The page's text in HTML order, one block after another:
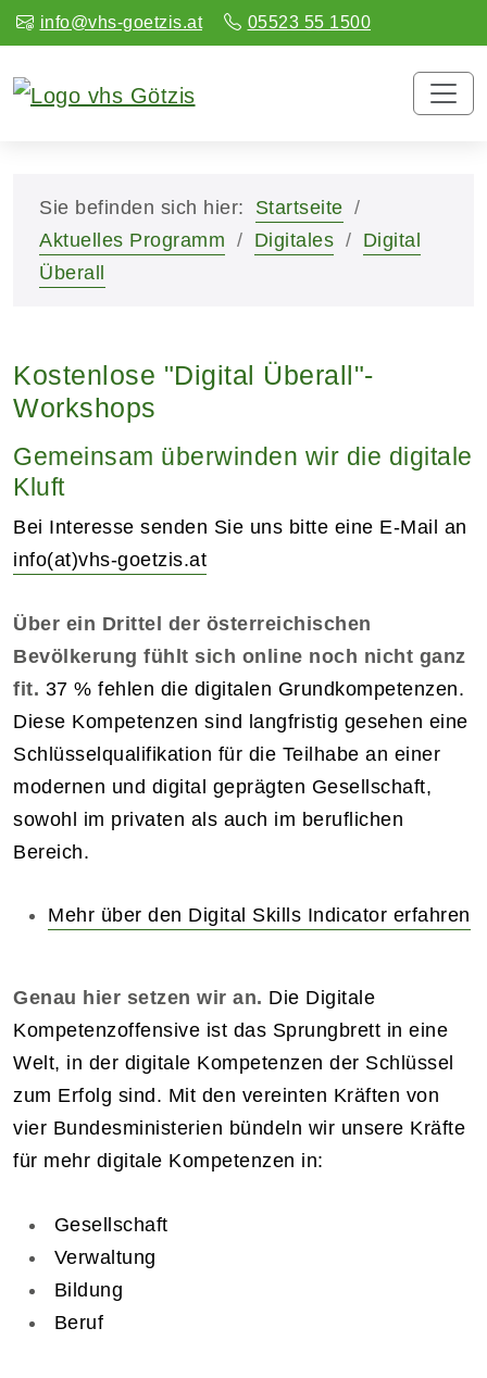
info@vhs-goetzis.at 05523 55 1500
Sie befinden sich hier:
Startseite
Aktuelles Programm
Digitales
Digital
Überall
Kostenlose "Digital Überall"-
Workshops
Gemeinsam überwinden wir die digitale
Kluft
Bei Interesse senden Sie uns bitte eine E-Mail an
info(at)vhs-goetzis.at
Über ein Drittel der österreichischen
Bevölkerung fühlt sich online noch nicht ganz
fit. 37 % fehlen die digitalen Grundkompetenzen.
Diese Kompetenzen sind langfristig gesehen eine
Schlüsselqualifikation für die Teilhabe an einer
modernen und digital geprägten Gesellschaft,
sowohl im privaten als auch im beruflichen
Bereich.
Mehr über den Digital Skills Indicator erfahren
Genau hier setzen wir an. Die Digitale
Kompetenzoffensive ist das Sprungbrett in eine
Welt, in der digitale Kompetenzen der Schlüssel
zum Erfolg sind. Mit den vereinten Kräften von
vier Bundesministerien bündeln wir unsere Kräfte
für mehr digitale Kompetenzen in:
Gesellschaft
Verwaltung
Bildung
Beruf